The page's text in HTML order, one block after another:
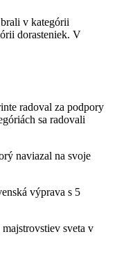
v kategórii
dorasteniek. V
radoval za podpory
sa radovali
naviazal na svoje
výprava s 5
sveta v